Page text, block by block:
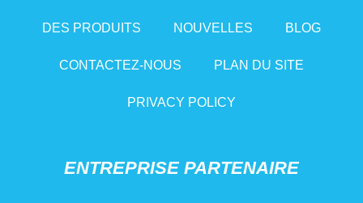
DES PRODUITS NOUVELLES BLOG
CONTACTEZ-NOUS PLAN DU SITE
PRIVACY POLICY
ENTREPRISE PARTENAIRE